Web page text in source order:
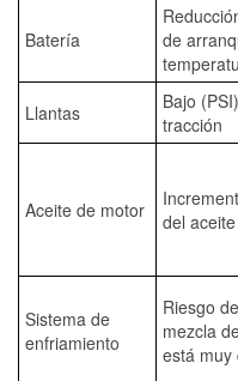
Batería
de
Llantas
Bajo
tracción
Aceite de motor
del aceite
Sistema de
enfriamiento
Riesgo
mezcla
está muy